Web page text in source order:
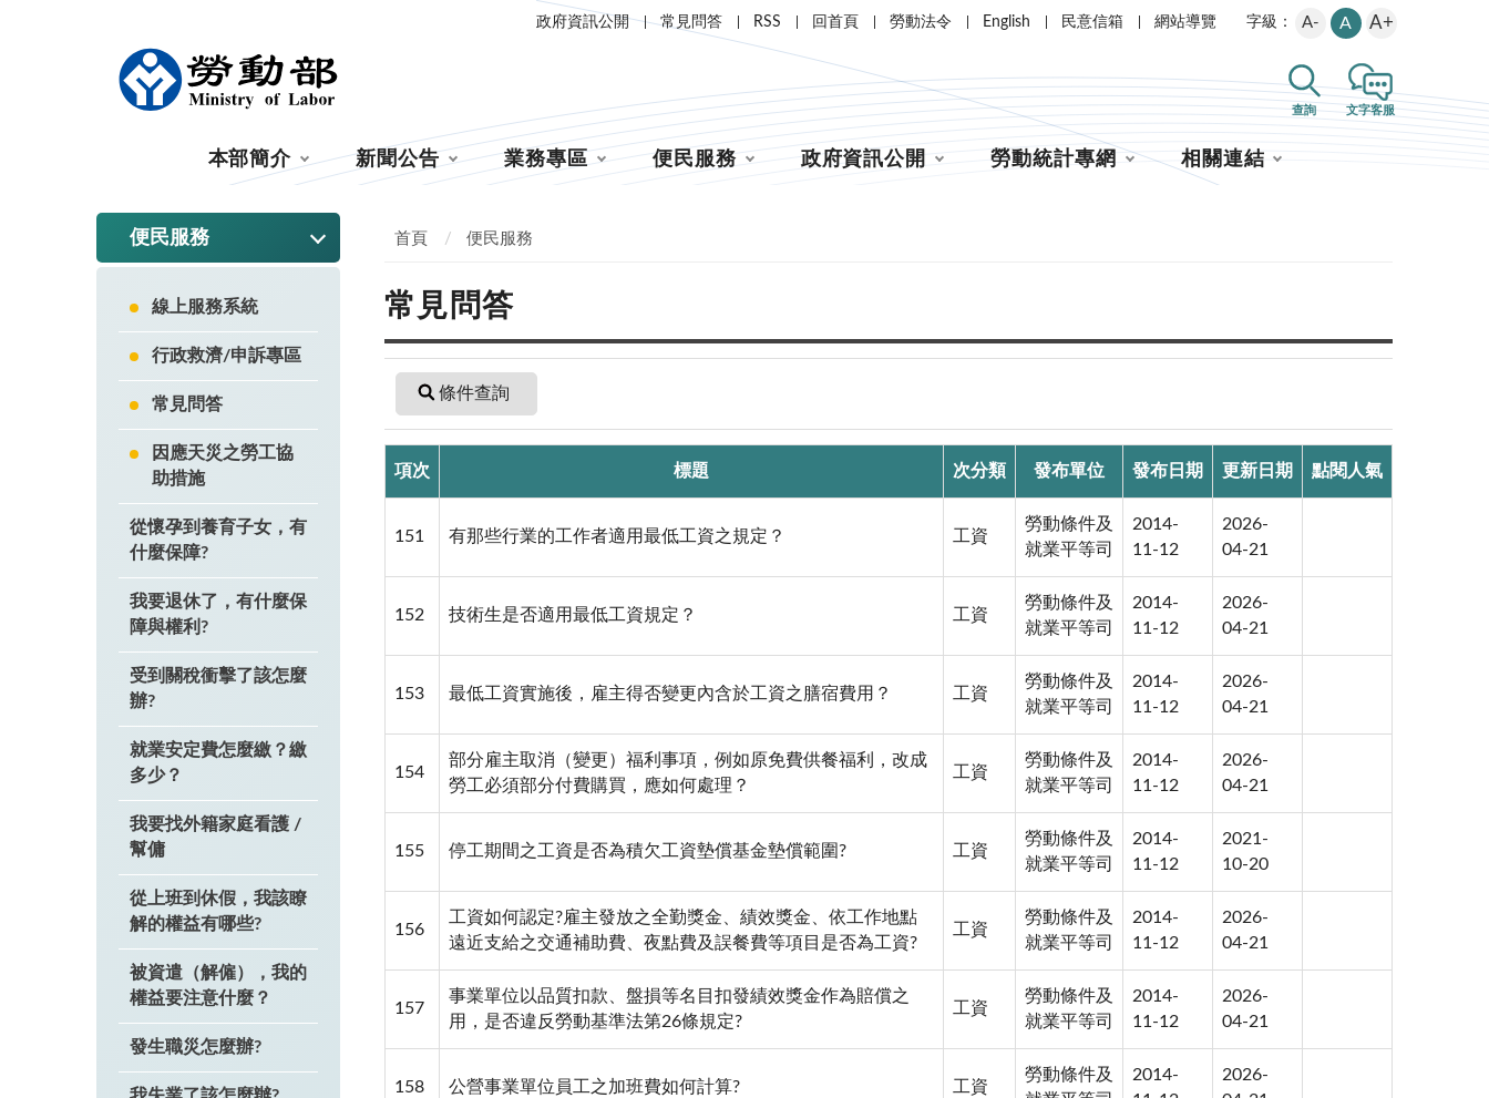
政府資訊公開 常見問答 RSS 回首頁 勞動法令 English 民意信箱 網站導覽 字級： A- A A+
查詢 文字客服
本部簡介 新聞公告 業務專區 便民服務 政府資訊公開 勞動統計專網 相關連結
便民服務
線上服務系統
行政救濟/申訴專區
常見問答
因應天災之勞工協
助措施
從懷孕到養育子女，有
什麼保障?
我要退休了，有什麼保
障與權利?
受到關稅衝擊了該怎麼
辦?
就業安定費怎麼繳？繳
多少？
我要找外籍家庭看護 /
幫傭
從上班到休假，我該瞭
解的權益有哪些?
被資遣（解僱），我的
權益要注意什麼？
發生職災怎麼辦?
首頁 便民服務
常見問答
條件查詢
項次 標題 次分類 發布單位 發布日期 更新日期 點閱人氣
151 有那些行業的工作者適用最低工資之規定？ 工資
勞動條件及
就業平等司
2014-
11-12
2026-
04-21
152 技術生是否適用最低工資規定？ 工資
勞動條件及
就業平等司
2014-
11-12
2026-
04-21
153 最低工資實施後，雇主得否變更內含於工資之膳宿費用？ 工資
勞動條件及
就業平等司
2014-
11-12
2026-
04-21
154
部分雇主取消（變更）福利事項，例如原免費供餐福利，改成
勞工必須部分付費購買，應如何處理？
工資
勞動條件及
就業平等司
2014-
11-12
2026-
04-21
155 停工期間之工資是否為積欠工資墊償基金墊償範圍? 工資
勞動條件及
就業平等司
2014-
11-12
2021-
10-20
156
工資如何認定?雇主發放之全勤獎金、績效獎金、依工作地點
遠近支給之交通補助費、夜點費及誤餐費等項目是否為工資?
工資
勞動條件及
就業平等司
2014-
11-12
2026-
04-21
157
事業單位以品質扣款、盤損等名目扣發績效獎金作為賠償之
用，是否違反勞動基準法第26條規定?
工資
勞動條件及
就業平等司
2014-
11-12
2026-
04-21
158 公營事業單位員工之加班費如何計算? 工資
勞動條件及
2014-
2026-